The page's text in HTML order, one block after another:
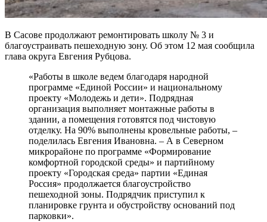
В Сасове продолжают ремонтировать школу № 3 и
благоустраивать пешеходную зону. Об этом 12 мая сообщила
глава округа Евгения Рубцова.
«Работы в школе ведем благодаря народной
программе «Единой России» и национальному
проекту «Молодежь и дети». Подрядная
организация выполняет монтажные работы в
здании, а помещения готовятся под чистовую
отделку. На 90% выполнены кровельные работы, –
поделилась Евгения Ивановна. – А в Северном
микрорайоне по программе «Формирование
комфортной городской среды» и партийному
проекту «Городская среда» партии «Единая
Россия» продолжается благоустройство
пешеходной зоны. Подрядчик приступил к
планировке грунта и обустройству оснований под
парковки».